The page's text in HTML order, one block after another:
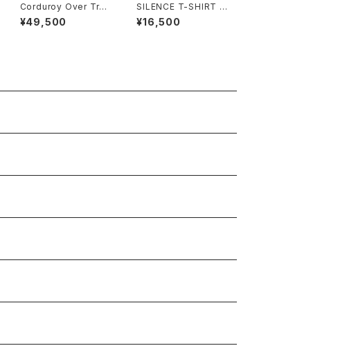
Corduroy Over Trou
seres
¥49,500
SILENCE T-SHIRT si
ze4
¥16,500